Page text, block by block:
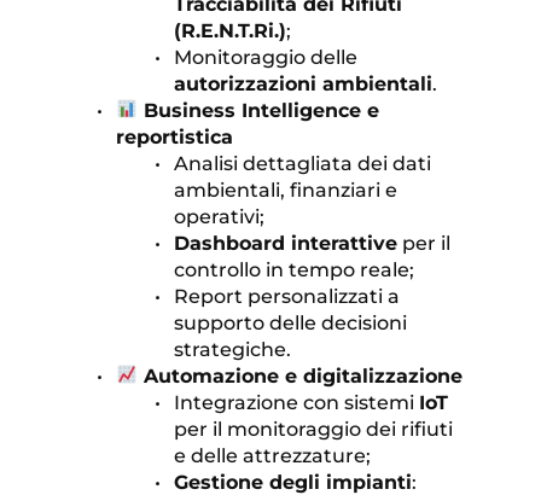
(R.E.N.T.Ri.);
autorizzazioni ambientali.
Business Intelligence e
reportistica
Analisi dettagliata dei dati
ambientali, finanziari e
operativi;
Dashboard interattive per il
controllo in tempo reale;
Report personalizzati a
supporto delle decisioni
strategiche.
Automazione e digitalizzazione
Integrazione con sistemi IoT
per il monitoraggio dei rifiuti
e delle attrezzature;
Gestione degli impianti: